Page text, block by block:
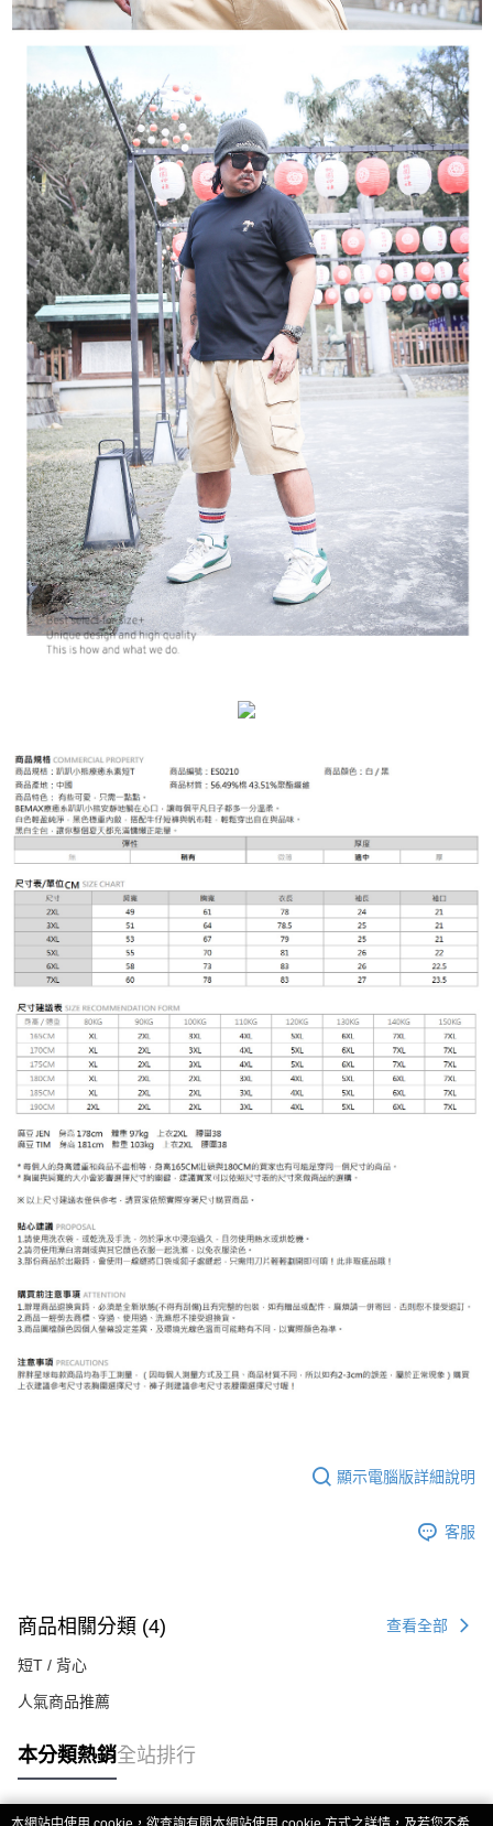
顯示電腦版詳細說明
客服
商品相關分類 (4) 查看全部
短T / 背心
人氣商品推薦
本分類熱銷全站排行